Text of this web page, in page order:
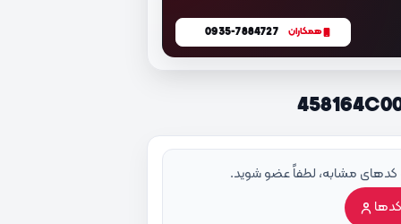
همکاران 0935-7884727
کدهای مشابه، لطفاً عضو شوید.